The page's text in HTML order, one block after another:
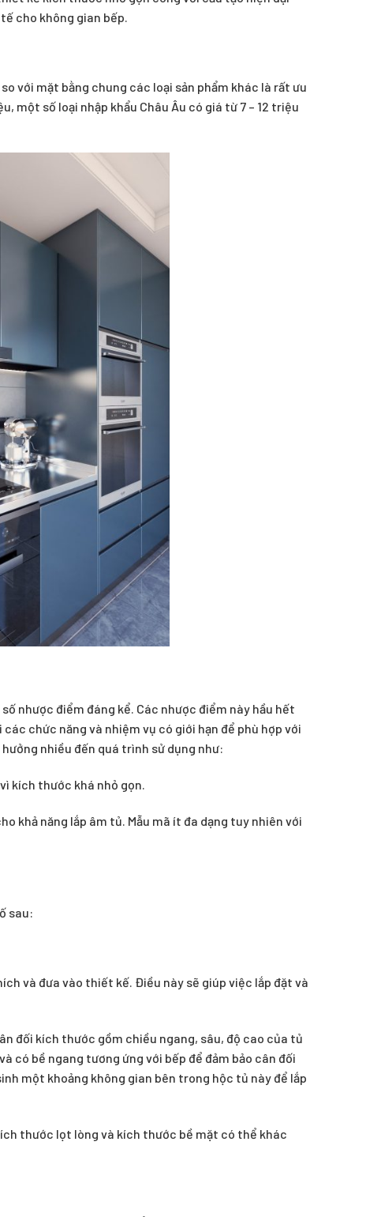
cho không gian bếp.
với mặt bằng chung các loại sản phẩm khác là rất ưu
một số loại nhập khẩu Châu Âu có giá từ 7 – 12 triệu
nhược điểm đáng kể. Các nhược điểm này hầu hết
chức năng và nhiệm vụ có giới hạn để phù hợp với
nhiều đến quá trình sử dụng như:
kích thước khá nhỏ gọn.
khả năng lắp âm tủ. Mẫu mã ít đa dạng tuy nhiên với
sau:
và đưa vào thiết kế. Điều này sẽ giúp việc lắp đặt và
đối kích thước gồm chiều ngang, sâu, độ cao của tủ
có bề ngang tương ứng với bếp để đảm bảo cân đối
một khoảng không gian bên trong hộc tủ này để lắp
thước lọt lòng và kích thước bề mặt có thể khác